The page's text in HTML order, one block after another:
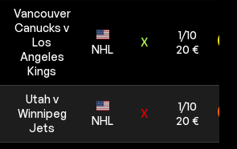
Vancouver
Canucks v
Los
Angeles
Kings
NHL
X
1/10
20 €
Utah v
Winnipeg
Jets
NHL
X
1/10
20 €